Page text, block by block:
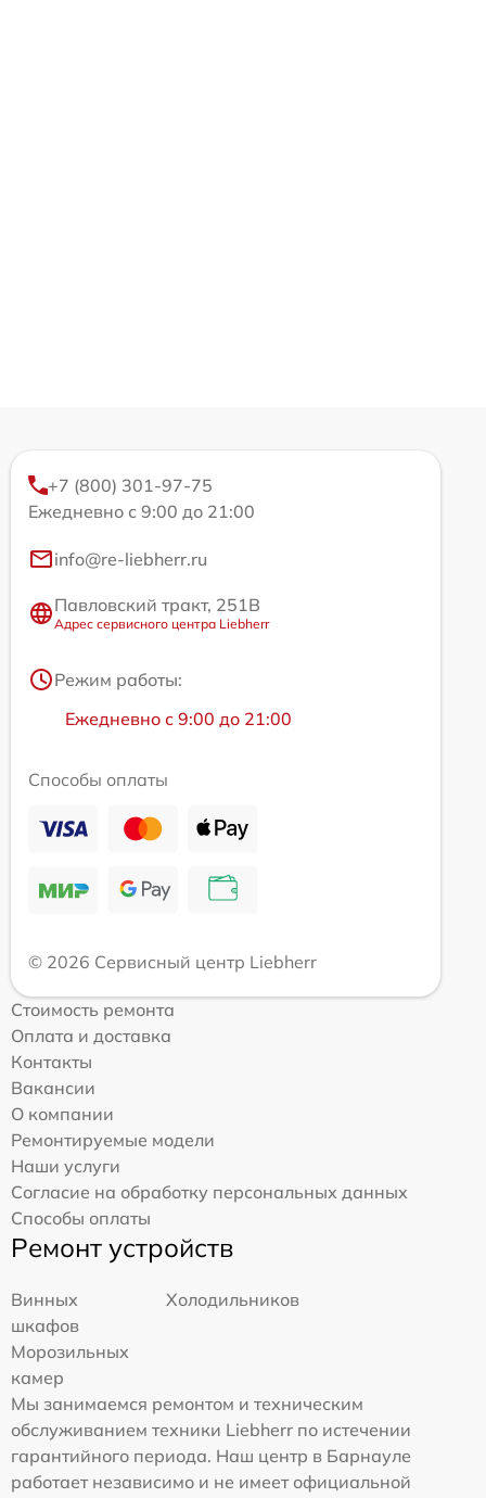
+7 (800) 301-97-75
Ежедневно с 9:00 до 21:00
info@re-liebherr.ru
Павловский тракт, 251В
Адрес сервисного центра Liebherr
Режим работы:
Ежедневно с 9:00 до 21:00
Способы оплаты
© 2026 Сервисный центр Liebherr
Стоимость ремонта
Оплата и доставка
Контакты
Вакансии
О компании
Ремонтируемые модели
Наши услуги
Согласие на обработку персональных данных
Способы оплаты
Ремонт устройств
Винных
шкафов
Холодильников
Морозильных
камер
Мы занимаемся ремонтом и техническим
обслуживанием техники Liebherr по истечении
гарантийного периода. Наш центр в Барнауле
работает независимо и не имеет официальной